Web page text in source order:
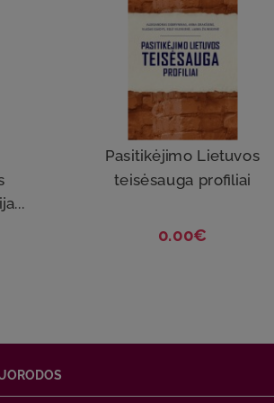
Pasitikėjimo Lietuvos
teisėsauga profiliai
0.00€